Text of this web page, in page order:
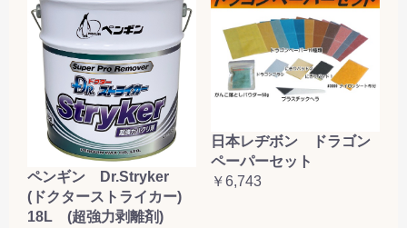
ペンギン Dr.Stryker
(ドクターストライカー)
18L (超強力剥離剤)
日本レヂボン ドラゴン
ペーパーセット
￥6,743